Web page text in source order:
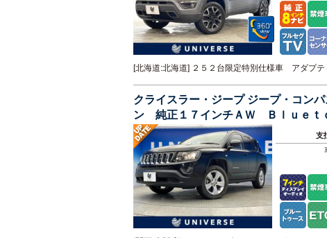
[北海道:北海道] ２５２台限定特別仕様車 アダプ
クライスラー・ジープ ジープ・コ
ン 純正１７インチＡＷ Ｂｌｕｅ
支